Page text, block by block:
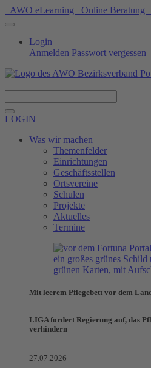
AWO eLearning Online Beratung
Login
Anmelden Passwort vergessen
LOGIN
Was wir machen
Themenfelder
Einrichtungen
Geschäftsstellen
Ortsvereine
Schulen
Projekte
Aktuelles
Termine
Mit leerem Pflegebett vor dem
LIGA fordert Regierung auf, das
verhindern
27.07.2026